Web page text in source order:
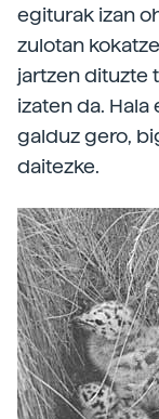
egiturak izan
zulotan
jartzen dituzte
izaten da. Hala
galduz gero,
daitezke.